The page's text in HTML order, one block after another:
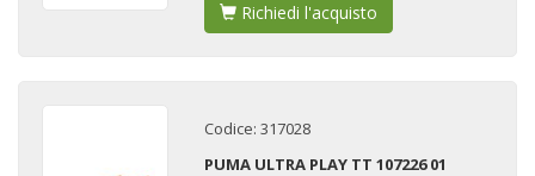
Richiedi l'acquisto
Codice: 317028
PUMA ULTRA PLAY TT 107226 01